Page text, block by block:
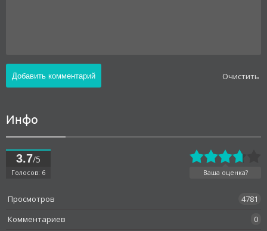
Oчистить
Инфо
3.7/5
Голосов: 6 Ваша оценка?
Просмотров
4781
Комментариев
0